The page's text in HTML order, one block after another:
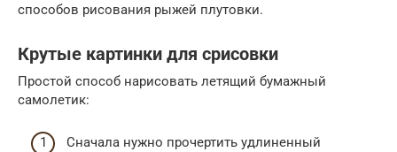
способов рисования рыжей плутовки.
Крутые картинки для срисовки
Простой способ нарисовать летящий бумажный
самолетик:
Сначала нужно прочертить удлиненный